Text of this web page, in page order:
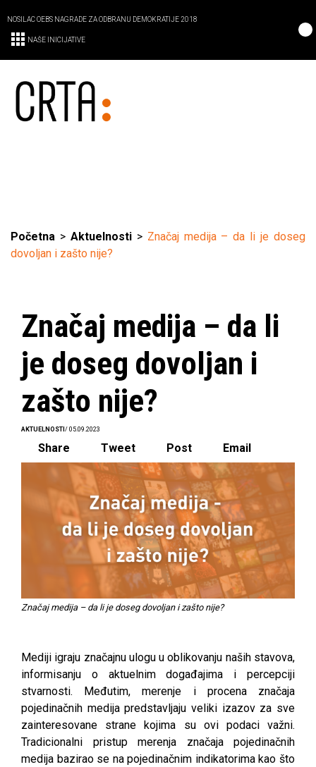
NOSILAC OEBS NAGRADE ZA ODBRANU DEMOKRATIJE 2018
NAŠE INICIJATIVE
Početna > Aktuelnosti> Značaj medija – da li je doseg
dovoljan i zašto nije?
Značaj medija – da li
je doseg dovoljan i
zašto nije?
AKTUELNOSTI / 05.09.2023
Share Tweet Post Email
Značaj medija – da li je doseg dovoljan i zašto nije?
Mediji igraju značajnu ulogu u oblikovanju naših stavova,
informisanju o aktuelnim događajima i percepciji
stvarnosti. Međutim, merenje i procena značaja
pojedinačnih medija predstavljaju veliki izazov za sve
zainteresovane strane kojima su ovi podaci važni.
Tradicionalni pristup merenja značaja pojedinačnih
medija bazirao se na pojedinačnim indikatorima kao što